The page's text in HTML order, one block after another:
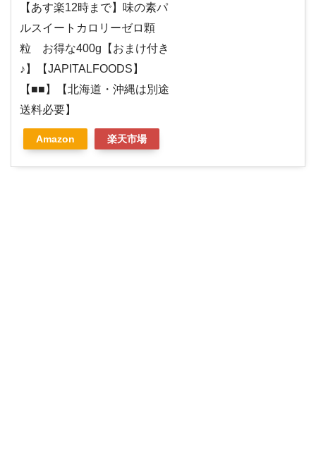
【あす楽12時まで】味の素パ
ルスイートカロリーゼロ顆
粒 お得な400g【おまけ付き
♪】【JAPITALFOODS】
【■■】【北海道・沖縄は別途
送料必要】
Amazon 楽天市場